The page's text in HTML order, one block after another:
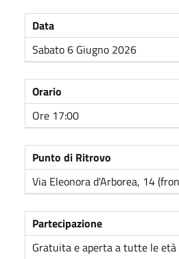
Data
Sabato 6 Giugno 2026
Orario
Ore 17:00
Punto di Ritrovo
Via Eleonora d'Arborea, 14
Partecipazione
Gratuita e aperta a tutte le età